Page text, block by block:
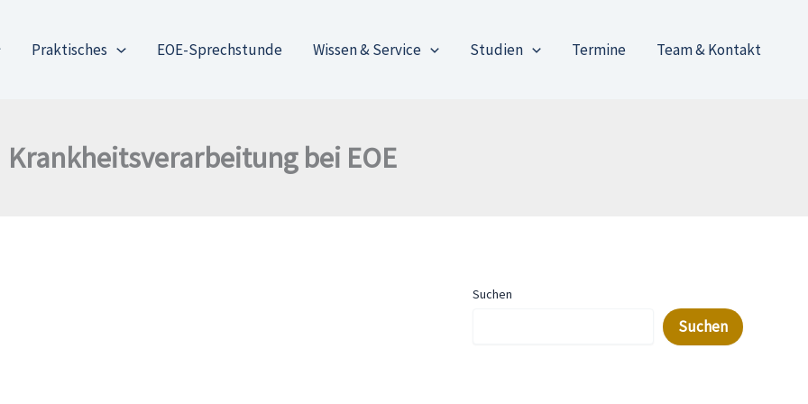
Praktisches EOE-Sprechstunde Wissen & Service Studien Termine Team & Kontakt
Krankheitsverarbeitung bei EOE
Suchen
Suchen